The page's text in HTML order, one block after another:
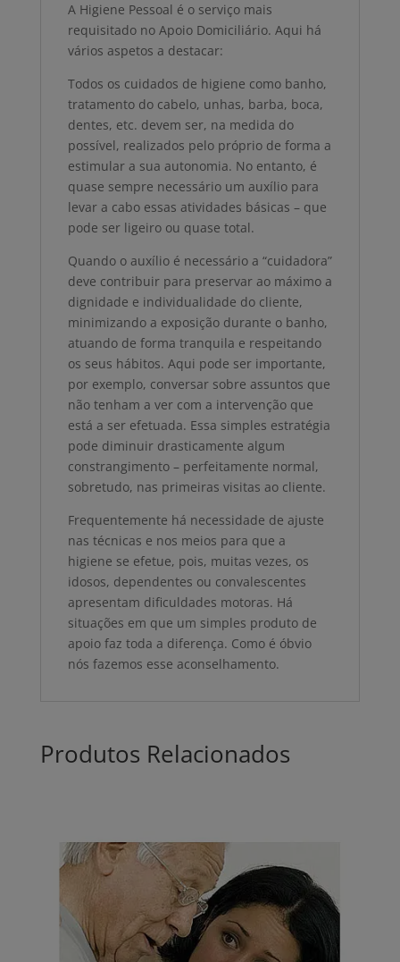
A Higiene Pessoal é o serviço mais
requisitado no Apoio Domiciliário. Aqui há
vários aspetos a destacar:
Todos os cuidados de higiene como banho,
tratamento do cabelo, unhas, barba, boca,
dentes, etc. devem ser, na medida do
possível, realizados pelo próprio de forma a
estimular a sua autonomia. No entanto, é
quase sempre necessário um auxílio para
levar a cabo essas atividades básicas – que
pode ser ligeiro ou quase total.
Quando o auxílio é necessário a “cuidadora”
deve contribuir para preservar ao máximo a
dignidade e individualidade do cliente,
minimizando a exposição durante o banho,
atuando de forma tranquila e respeitando
os seus hábitos. Aqui pode ser importante,
por exemplo, conversar sobre assuntos que
não tenham a ver com a intervenção que
está a ser efetuada. Essa simples estratégia
pode diminuir drasticamente algum
constrangimento – perfeitamente normal,
sobretudo, nas primeiras visitas ao cliente.
Frequentemente há necessidade de ajuste
nas técnicas e nos meios para que a
higiene se efetue, pois, muitas vezes, os
idosos, dependentes ou convalescentes
apresentam dificuldades motoras. Há
situações em que um simples produto de
apoio faz toda a diferença. Como é óbvio
nós fazemos esse aconselhamento.
Produtos Relacionados